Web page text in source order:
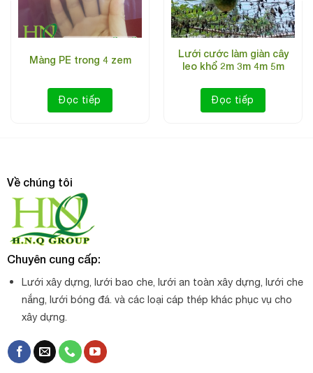
Chất liệu : 100% nhựa PA
Đường kính sợi: 3mm trở lên
Chiều dài cuộn : từ 200 – 350m
Cân nặng cuộn: từ 2kg trở lên
Màu: Màu trắng
Xuất xứ: Việt Nam
Màng PE trong 4 zem
Đọc tiếp
Lưới cước làm giàn cây
leo khổ 2m 3m 4m 5m
Đọc tiếp
Về chúng tôi
Chuyên cung cấp:
Lưới xây dựng, lưới bao che, lưới an toàn xây dựng, lưới che
nắng, lưới bóng đá. và các loại cáp thép khác phục vụ cho
xây dựng.